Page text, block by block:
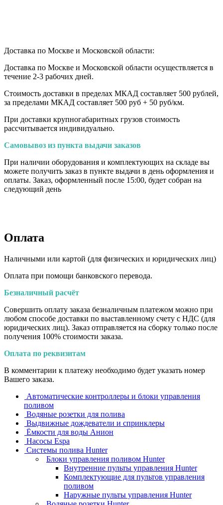
Доставка по Москве и Московской области:
Доставка по Москве и Московской области осуществляется в
течение 2-3 рабочих дней.
Стоимость доставки в пределах МКАД составляет 500 рублей,
за пределами МКАД составляет 500 руб + 50 руб/км.
При доставки крупногабаритных грузов стоимость
рассчитывается индивидуально.
Самовывоз из пункта выдачи заказов
При наличии оборудования и комплектующих на складе вы
можете получить заказ в пункте выдачи в день оформления и
оплаты. Заказ, оформленный после 15:00, будет собран на
следующий день
Оплата
Наличными или картой (для физических и юридических лиц)
Оплата при помощи банковского перевода.
Безналичный расчёт
Совершить оплату заказа безналичным платежом можно при
любом способе доставки по выставленному счету с НДС (для
юридических лиц). Заказ отправляется на сборку только после
получения 100% стоимости заказа.
Оплата по реквизитам
В комментарии к платежу необходимо будет указать номер
Вашего заказа.
Автоматические контроллеры и блоки управления
поливом
Водяные розетки для полива
Выдвижные дождеватели и спринклеры
Ёмкости для воды Анион
Насосы Espa
Системы полива Hunter
Блоки управления поливом Hunter
Внутренние пульты управления Hunter
Комплектующие для пультов управления
поливом
Наружные пульты управления Hunter